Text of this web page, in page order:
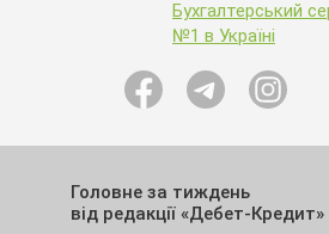
Головне за тиждень
від редакції «Дебет-Кредит»